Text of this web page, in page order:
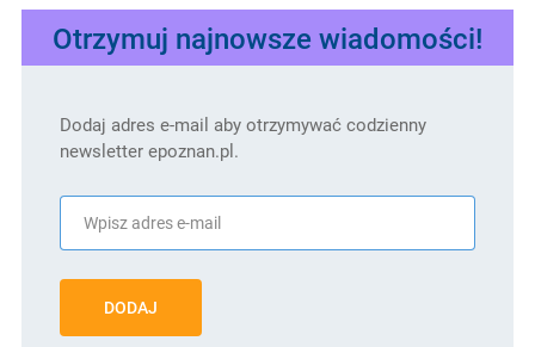
Otrzymuj najnowsze wiadomości!
Dodaj adres e-mail aby otrzymywać codzienny
newsletter epoznan.pl.
DODAJ